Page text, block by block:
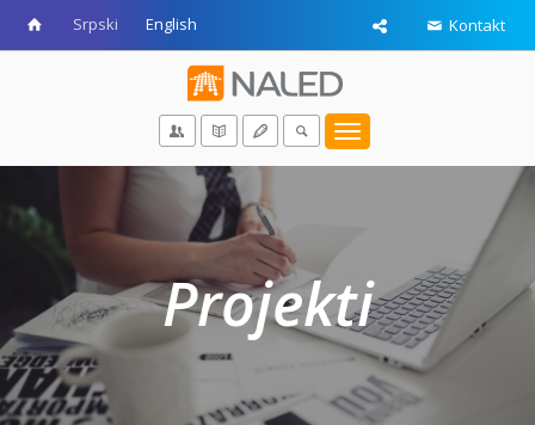
Srpski English Kontakt
Toggle
navigation
Projekti